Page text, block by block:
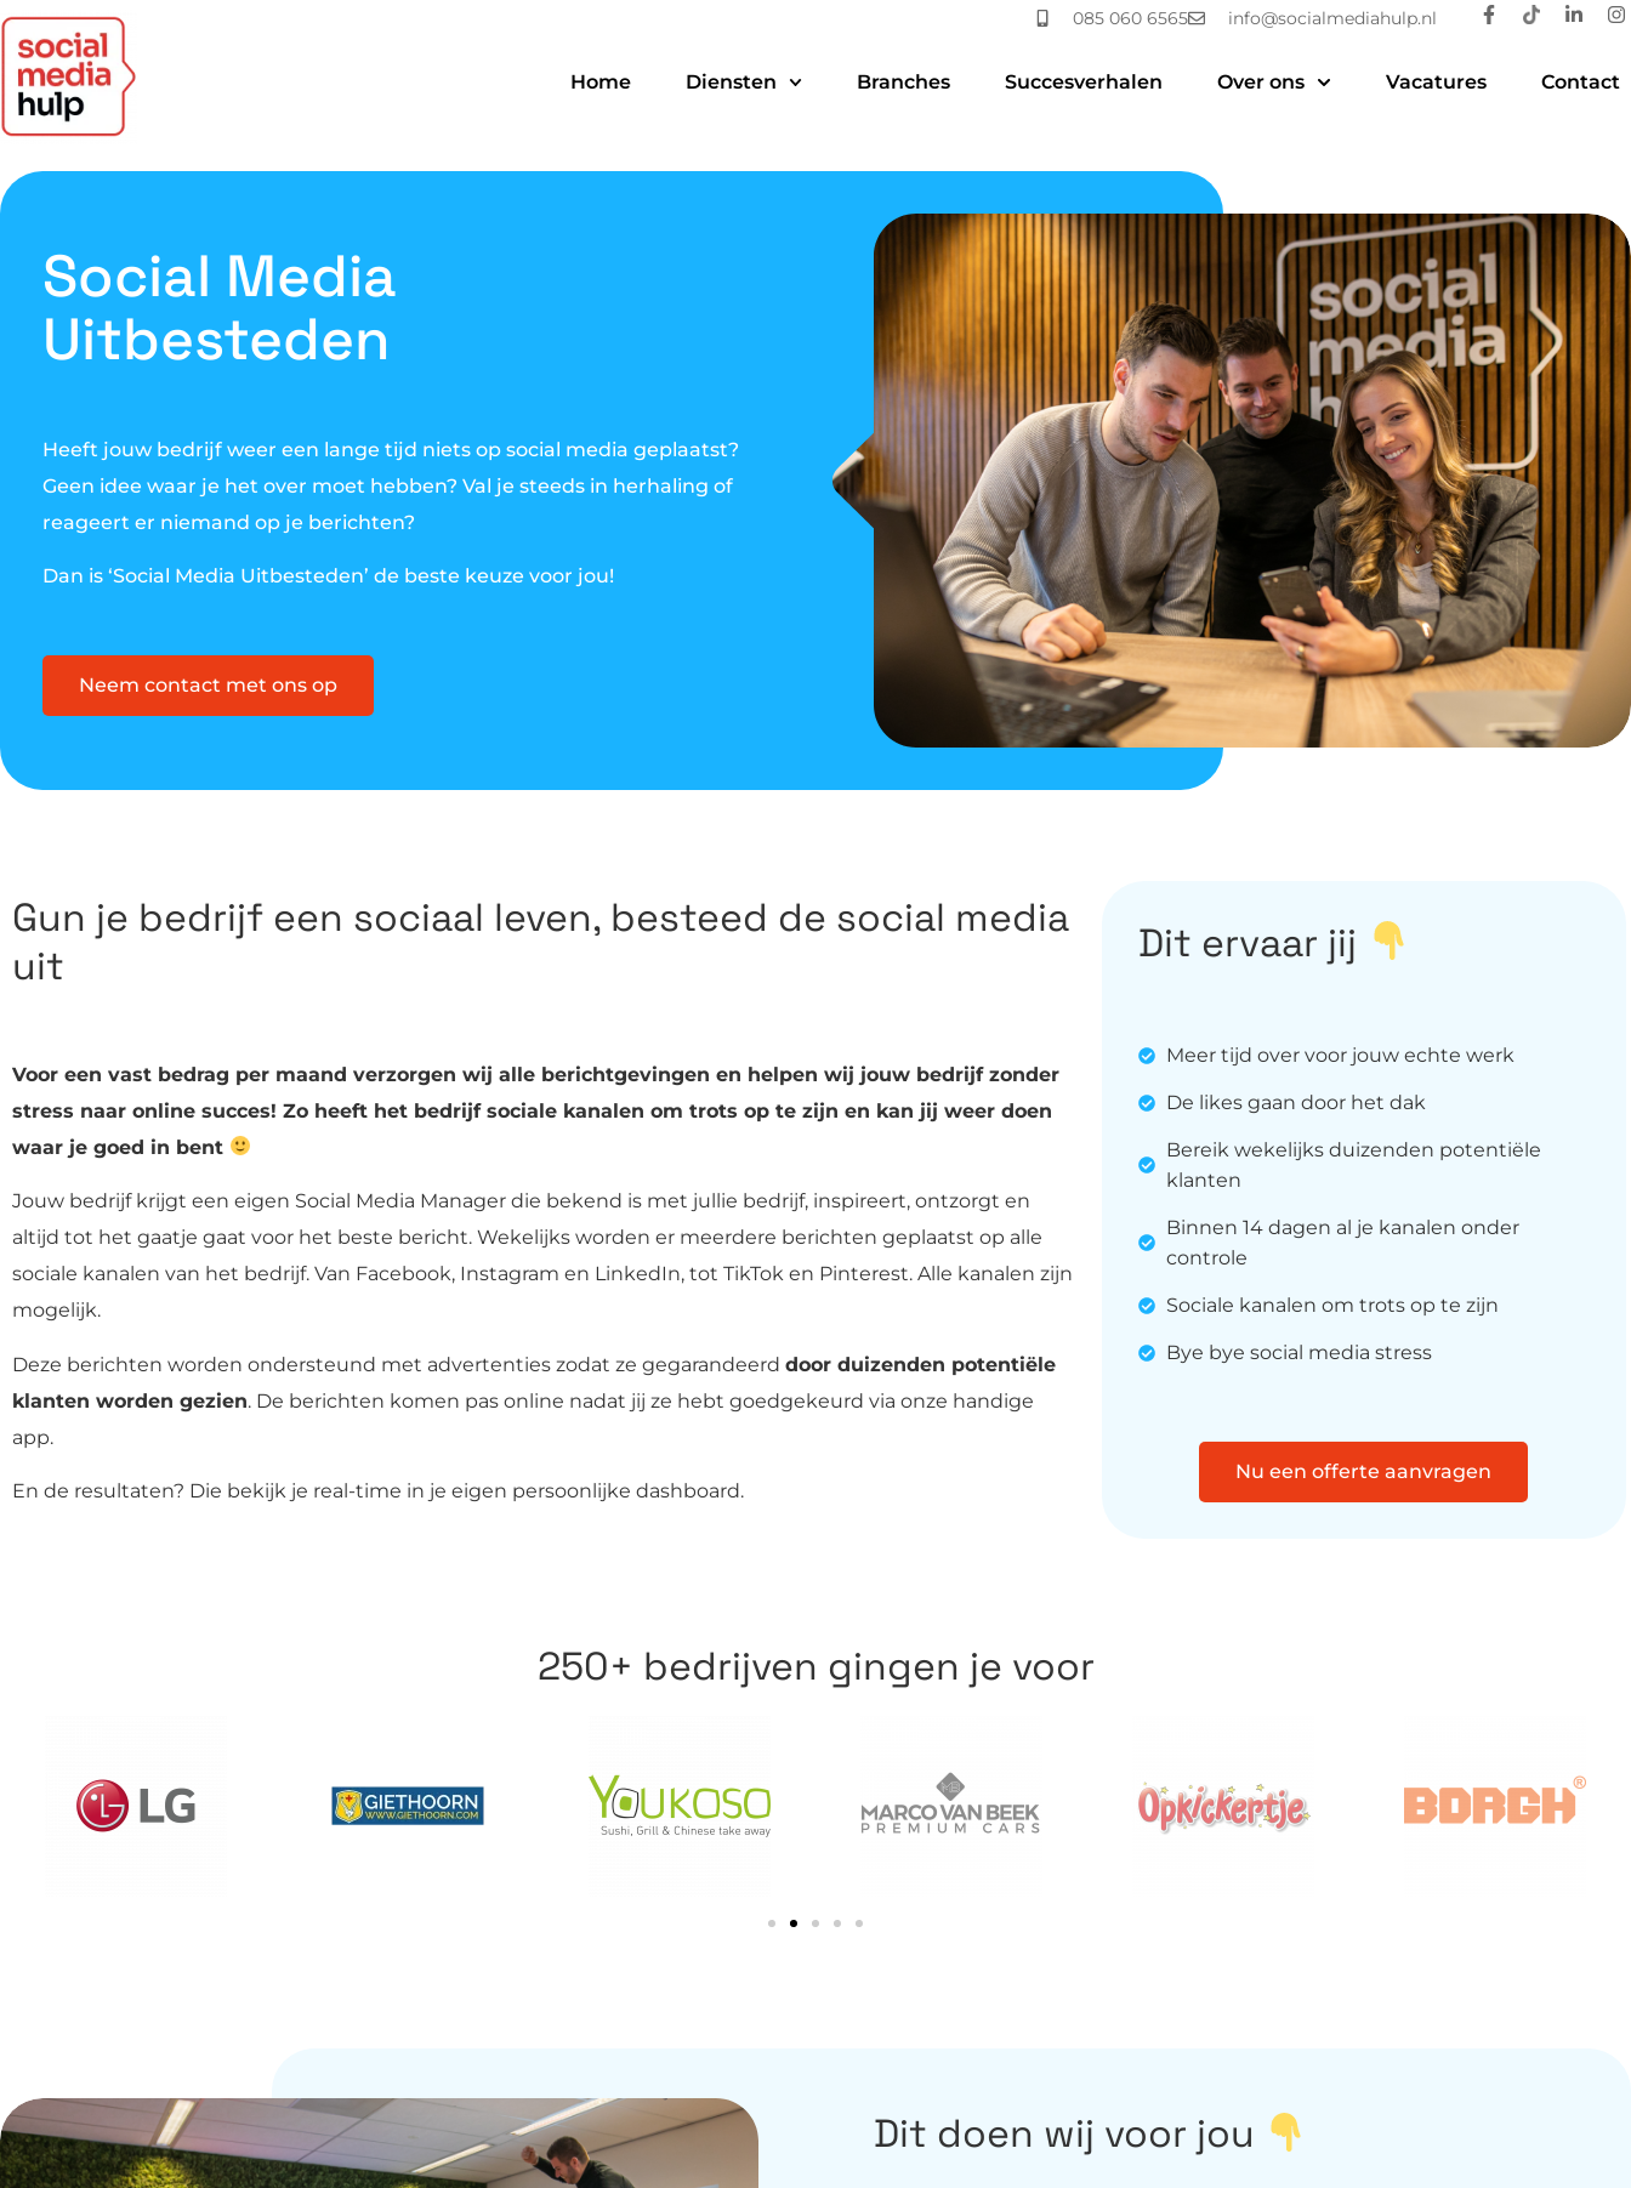
085 060 6565 info@socialmediahulp.nl
Home Diensten Branches Succesverhalen Over ons Vacatures Contact
Social Media
Uitbesteden
Heeft jouw bedrijf weer een lange tijd niets op social media geplaatst?
Geen idee waar je het over moet hebben? Val je steeds in herhaling of
reageert er niemand op je berichten?
Dan is ‘Social Media Uitbesteden’ de beste keuze voor jou!
Neem contact met ons op
Gun je bedrijf een sociaal leven, besteed de social media
uit
Voor een vast bedrag per maand verzorgen wij alle berichtgevingen en helpen wij jouw bedrijf zonder
stress naar online succes! Zo heeft het bedrijf sociale kanalen om trots op te zijn en kan jij weer doen
waar je goed in bent
Jouw bedrijf krijgt een eigen Social Media Manager die bekend is met jullie bedrijf, inspireert, ontzorgt en
altijd tot het gaatje gaat voor het beste bericht. Wekelijks worden er meerdere berichten geplaatst op alle
sociale kanalen van het bedrijf. Van Facebook, Instagram en LinkedIn, tot TikTok en Pinterest. Alle kanalen zijn
mogelijk.
Deze berichten worden ondersteund met advertenties zodat ze gegarandeerd door duizenden potentiële
klanten worden gezien. De berichten komen pas online nadat jij ze hebt goedgekeurd via onze handige
app.
En de resultaten? Die bekijk je real-time in je eigen persoonlijke dashboard.
Dit ervaar jij
Meer tijd over voor jouw echte werk
De likes gaan door het dak
Bereik wekelijks duizenden potentiële
klanten
Binnen 14 dagen al je kanalen onder
controle
Sociale kanalen om trots op te zijn
Bye bye social media stress
Nu een offerte aanvragen
250+ bedrijven gingen je voor
Dit doen wij voor jou